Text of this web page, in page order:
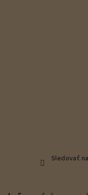
Sledovať